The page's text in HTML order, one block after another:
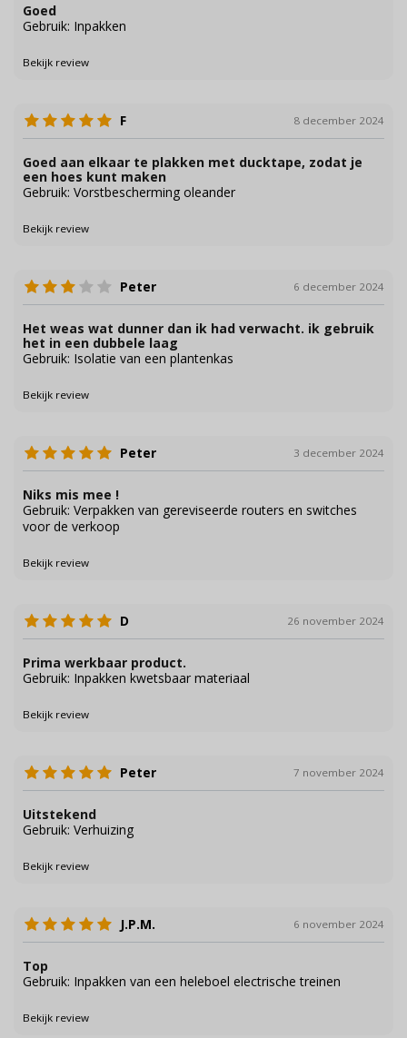
Goed
Gebruik: Inpakken
Bekijk review
F 8 december 2024
Goed aan elkaar te plakken met ducktape, zodat je
een hoes kunt maken
Gebruik: Vorstbescherming oleander
Bekijk review
Peter 6 december 2024
Het weas wat dunner dan ik had verwacht. ik gebruik
het in een dubbele laag
Gebruik: Isolatie van een plantenkas
Bekijk review
Peter 3 december 2024
Niks mis mee !
Gebruik: Verpakken van gereviseerde routers en switches
voor de verkoop
Bekijk review
D 26 november 2024
Prima werkbaar product.
Gebruik: Inpakken kwetsbaar materiaal
Bekijk review
Peter 7 november 2024
Uitstekend
Gebruik: Verhuizing
Bekijk review
J.P.M. 6 november 2024
Top
Gebruik: Inpakken van een heleboel electrische treinen
Bekijk review